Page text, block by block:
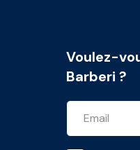
Voulez-
Barberi ?